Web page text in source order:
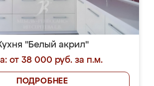
"Белый акрил"
от 38 000 руб. за п.м.
ПОДРОБНЕЕ